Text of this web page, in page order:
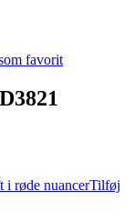
favorit
Tilføj